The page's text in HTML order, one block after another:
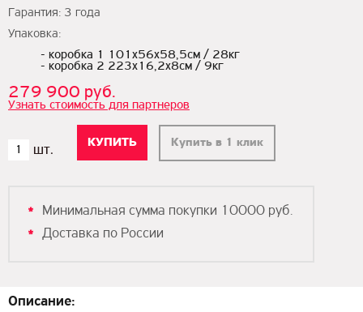
Гарантия: 3 года
Упаковка:
- коробка 1 101x56x58,5см / 28кг
- коробка 2 223x16,2x8см / 9кг
279 900 руб.
Узнать стоимость для партнеров
Купить в 1 клик
Минимальная сумма покупки 10000 руб.
Доставка по России
Описание: